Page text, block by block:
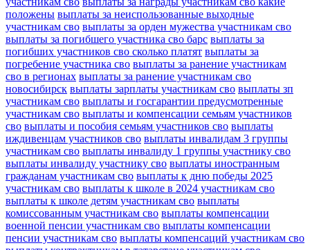
положены выплаты за неиспользованные выходные
участникам сво выплаты за орден мужества участникам сво
выплаты за погибшего участника сво барс выплаты за
погибших участников сво сколько платят выплаты за
погребение участника сво выплаты за ранение участникам
сво в регионах выплаты за ранение участникам сво
новосибирск выплаты зарплаты участникам сво выплаты зп
участникам сво выплаты и госгарантии предусмотренные
участникам сво выплаты и компенсации семьям участников
сво выплаты и пособия семьям участников сво выплаты
иждивенцам участников сво выплаты инвалидам 3 группы
участникам сво выплаты инвалиду 1 группы участнику сво
выплаты инвалиду участнику сво выплаты иностранным
гражданам участникам сво выплаты к дню победы 2025
участникам сво выплаты к школе в 2024 участникам сво
выплаты к школе детям участникам сво выплаты
комиссованным участникам сво выплаты компенсации
военной пенсии участникам сво выплаты компенсации
пенсии участникам сво выплаты компенсаций участникам сво